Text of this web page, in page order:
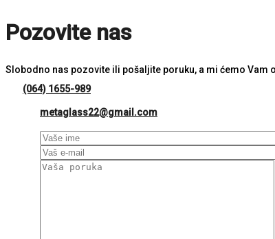
Pozovite nas
Slobodno nas pozovite ili pošaljite poruku, a mi ćemo Vam
(064) 1655-989
metaglass22@gmail.com